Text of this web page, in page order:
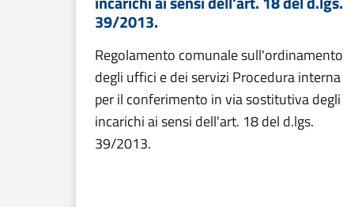
39/2013.
Regolamento comunale sull'ordinamento
degli uffici e dei servizi Procedura interna
per il conferimento in via sostitutiva degli
incarichi ai sensi dell'art. 18 del d.lgs.
39/2013.